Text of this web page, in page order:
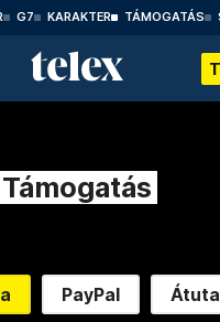
G7 KARAKTER TÁMOGATÁS
Támogatás
PayPal